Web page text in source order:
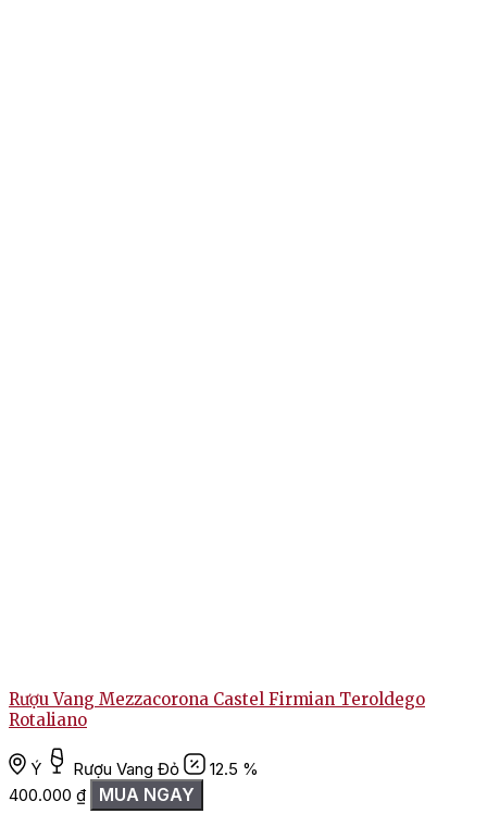
Rượu Vang Mezzacorona Castel Firmian Teroldego
Rotaliano
Ý Rượu Vang Đỏ
12.5 %
400.000 ₫ MUA NGAY